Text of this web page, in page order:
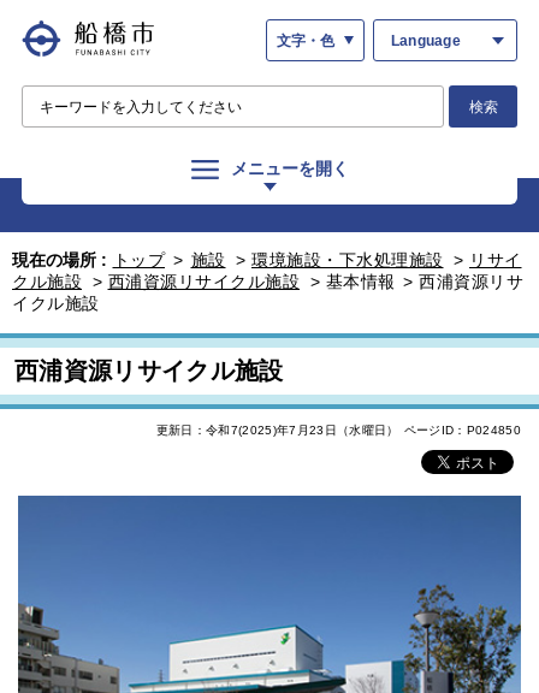
文字・色 Language
検索
メニューを開く
現在の場所 : トップ > 施設 > 環境施設・下水処理施設 > リサイ
クル施設
> 西浦資源リサイクル施設 > 基本情報 > 西浦資源リサ
イクル施設
西浦資源リサイクル施設
更新日：令和7(2025)年7月23日（水曜日） ページID：P024850